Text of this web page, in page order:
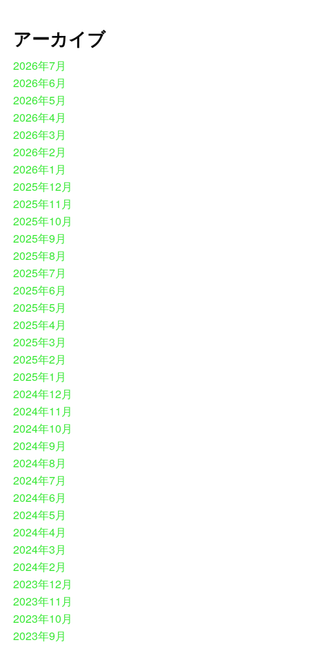
アーカイブ
2026年7月
2026年6月
2026年5月
2026年4月
2026年3月
2026年2月
2026年1月
2025年12月
2025年11月
2025年10月
2025年9月
2025年8月
2025年7月
2025年6月
2025年5月
2025年4月
2025年3月
2025年2月
2025年1月
2024年12月
2024年11月
2024年10月
2024年9月
2024年8月
2024年7月
2024年6月
2024年5月
2024年4月
2024年3月
2024年2月
2023年12月
2023年11月
2023年10月
2023年9月